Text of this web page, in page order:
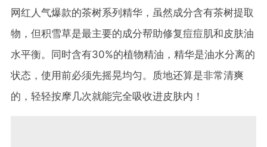
网红人气爆款的茶树系列精华，虽然成分含有茶树提取
物，但积雪草是最主要的成分帮助修复痘痘肌和皮肤油
水平衡。同时含有30%的植物精油，精华是油水分离的
状态，使用前必须先摇晃均匀。质地还算是非常清爽
的，轻轻按摩几次就能完全吸收进皮肤内！